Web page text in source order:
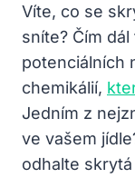
Víte, co se
sníte? Čím
potenciálních
chemikálií,
Jedním z
ve vašem
odhalte